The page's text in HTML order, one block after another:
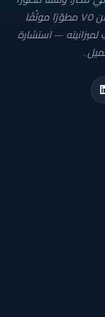
والرفاهية
رؤيتها للبحيرات
الزجاج من نوع ألترا
تشكيلة واسعة من
واحتياجات
ريزيدنس والشقق
إلى
بانورامية
العملاء وتقديم كافة
التفاصيل، بداية
الدولي حوالي
القسم الأول
عقاريًا. نمثّل المشتري: نقارن له مشاريع أكثر من ٧٥ مطوّرًا موثّقًا
لميزانيته — استشارة